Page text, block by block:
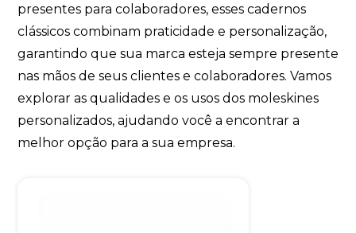
presentes para colaboradores, esses cadernos
clássicos combinam praticidade e personalização,
garantindo que sua marca esteja sempre presente
nas mãos de seus clientes e colaboradores. Vamos
explorar as qualidades e os usos dos moleskines
personalizados, ajudando você a encontrar a
melhor opção para a sua empresa.